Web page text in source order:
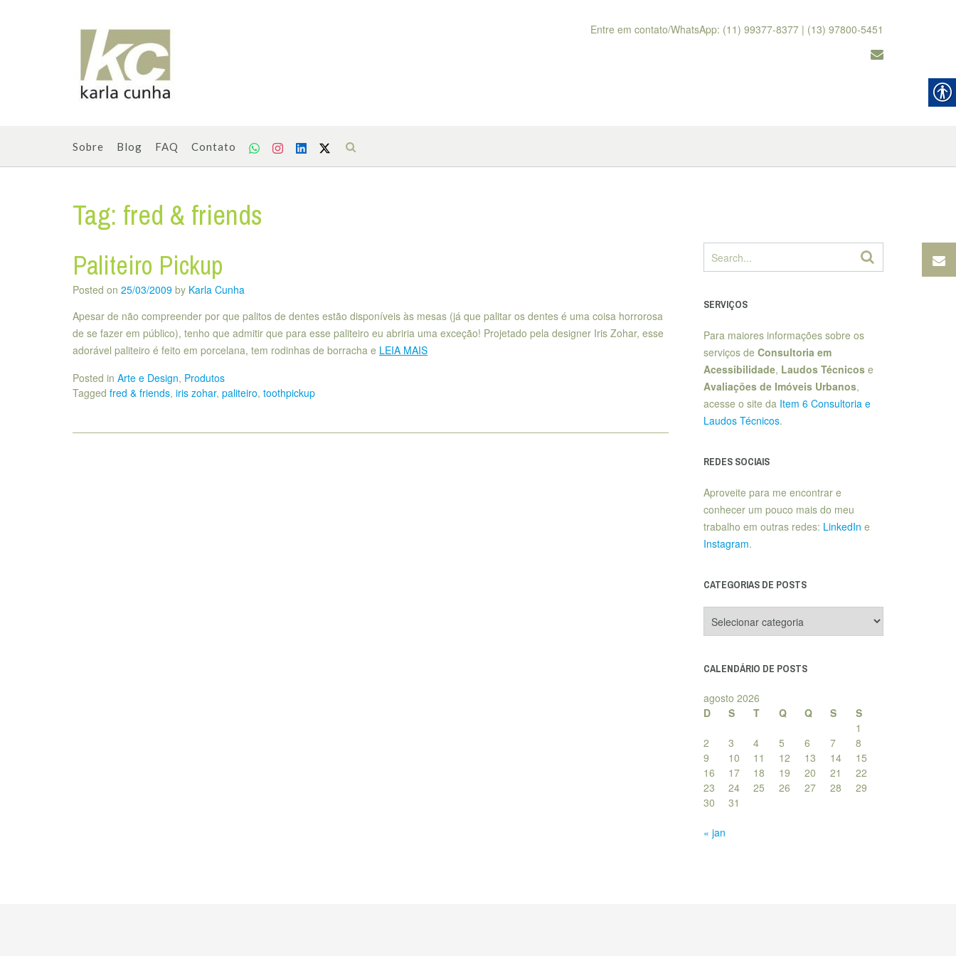
Entre em contato/WhatsApp: (11) 99377-8377 | (13) 97800-5451
Sobre Blog FAQ Contato
Tag: fred & friends
Paliteiro Pickup
Posted on 25/03/2009 by Karla Cunha
Apesar de não compreender por que palitos de dentes estão disponíveis às mesas (já que palitar os dentes é uma coisa horrorosa
de se fazer em público), tenho que admitir que para esse paliteiro eu abriria uma exceção! Projetado pela designer Iris Zohar, esse
adorável paliteiro é feito em porcelana, tem rodinhas de borracha e LEIA MAIS
Posted in Arte e Design, Produtos
Tagged fred & friends, iris zohar, paliteiro, toothpickup
SERVIÇOS
Para maiores informações sobre os
serviços de Consultoria em
Acessibilidade, Laudos Técnicose
Avaliações de Imóveis Urbanos,
acesse o site da Item 6 Consultoria e
Laudos Técnicos.
REDES SOCIAIS
Aproveite para me encontrar e
conhecer um pouco mais do meu
trabalho em outras redes: LinkedIn e
Instagram.
CATEGORIAS DE POSTS
de
CALENDÁRIO DE POSTS
agosto 2026
D
S T Q Q S
S
1
2
3 4 5 6 7
8
9
10 11 12 13 14
15
16
17 18 19 20 21
22
23
24 25 26 27 28
29
30
31
« jan